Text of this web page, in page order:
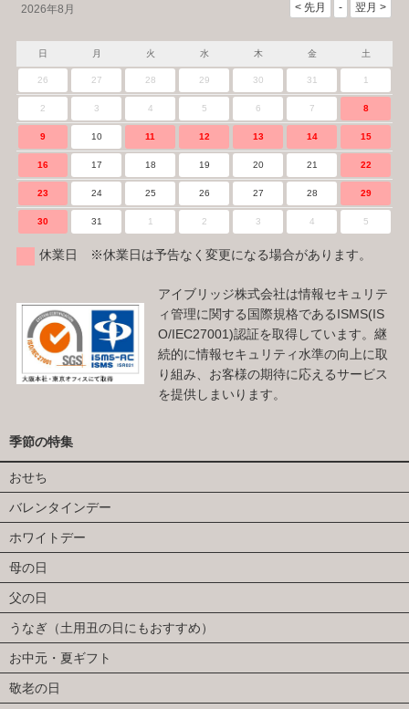
2026年8月
日 月 火 水 木 金 土
26 27 28 29 30 31 1
2 3 4 5 6 7 8
9 10 11 12 13 14 15
16 17 18 19 20 21 22
23 24 25 26 27 28 29
30 31 1 2 3 4 5
休業日 ※休業日は予告なく変更になる場合があります。
アイブリッジ株式会社は情報セキュリテ
ィ管理に関する国際規格であるISMS(IS
O/IEC27001)認証を取得しています。継
続的に情報セキュリティ水準の向上に取
り組み、お客様の期待に応えるサービス
を提供しまいります。
季節の特集
おせち
バレンタインデー
ホワイトデー
母の日
父の日
うなぎ（土用丑の日にもおすすめ）
お中元・夏ギフト
敬老の日